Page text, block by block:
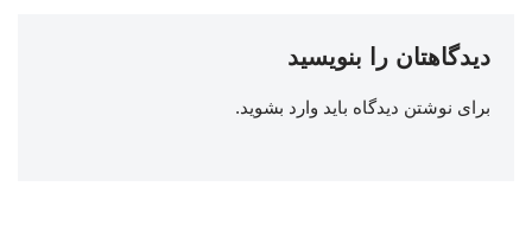
دیدگاهتان را بنویسید
برای نوشتن دیدگاه باید وارد بشوید.